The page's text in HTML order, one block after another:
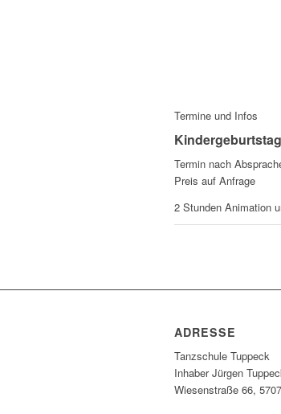
Termine und Infos
Termin nach
Preis auf Anfrage
2 Stunden Animation
ADRESSE
Tanzschule Tuppeck
Inhaber Jürgen
Wiesenstraße 66,